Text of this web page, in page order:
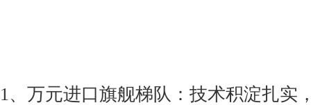
1、万元进口旗舰梯队：技术积淀扎实